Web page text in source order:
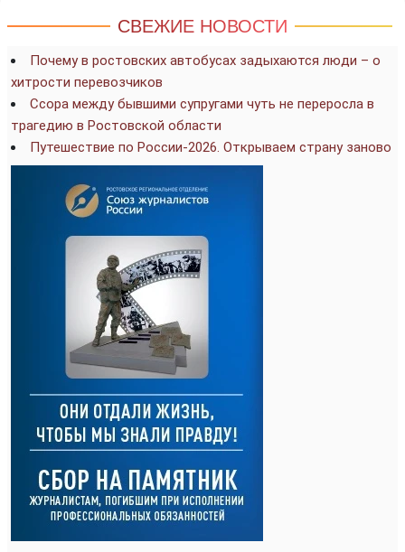
СВЕЖИЕ НОВОСТИ
Почему в ростовских автобусах задыхаются люди – о
хитрости перевозчиков
Ссора между бывшими супругами чуть не переросла в
трагедию в Ростовской области
Путешествие по России-2026. Открываем страну заново